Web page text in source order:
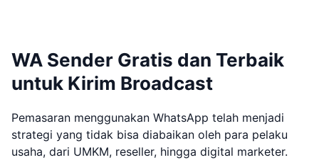
WA Sender Gratis dan Terbaik
untuk Kirim Broadcast
Pemasaran menggunakan WhatsApp telah menjadi
strategi yang tidak bisa diabaikan oleh para pelaku
usaha, dari UMKM, reseller, hingga digital marketer.